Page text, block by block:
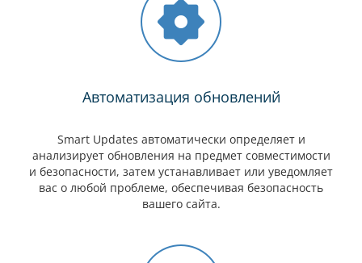
Автоматизация обновлений
Smart Updates автоматически определяет и
анализирует обновления на предмет совместимости
и безопасности, затем устанавливает или уведомляет
вас о любой проблеме, обеспечивая безопасность
вашего сайта.